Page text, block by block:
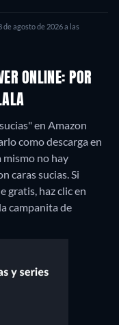
agosto de 2026 a las
ONLINE: POR
en Amazon
como descarga en
mismo no hay
caras sucias. Si
gratis, haz clic en
campanita de